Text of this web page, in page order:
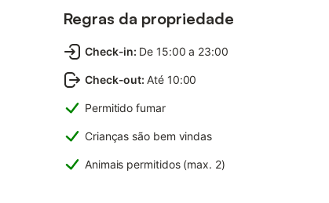
Regras da propriedade
Check-in: De 15:00 a 23:00
Check-out: Até 10:00
Permitido fumar
Crianças são bem vindas
Animais permitidos (max. 2)